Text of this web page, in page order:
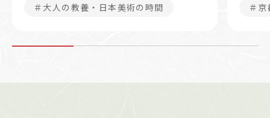
＃大人の教養・日本美術の時間 ＃京